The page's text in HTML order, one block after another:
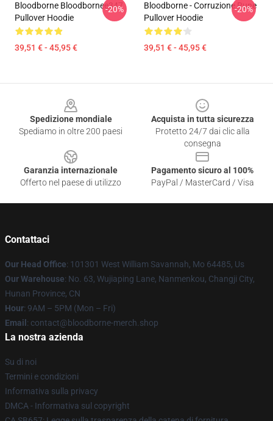
Bloodborne Bloodbornee347
Pullover Hoodie
39,51 € - 45,95 €
-20%
Bloodborne - Corruzione Rune
Pullover Hoodie
39,51 € - 45,95 €
-20%
Spedizione mondiale
Spediamo in oltre 200 paesi
Acquista in tutta sicurezza
Protetto 24/7 dai clic alla
consegna
Garanzia internazionale
Offerto nel paese di utilizzo
Pagamento sicuro al 100%
PayPal / MasterCard / Visa
Contattaci
Our Head Office: 101301 West William Savannah, Mo 64485, Us
Our Warehouse: No. 63, Wujiaping Lane, Nanmenkou, Changji City,
Hunan Province, CN
Hour: 9AM – 5PM (Mon – Fri)
Email : contact@bloodborne-merch.shop
La nostra azienda
Su di noi
Termini e condizioni
Informativa sulla privacy
DMCA - Informativa sul copyright